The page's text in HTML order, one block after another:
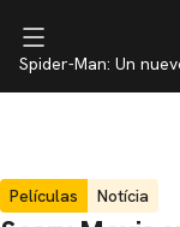
Spider-Man: Un
Películas Notícia